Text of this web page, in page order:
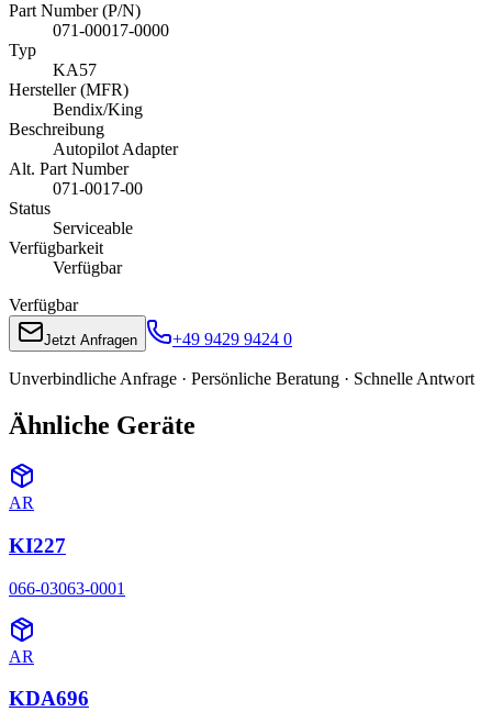
Part Number (P/N)
071-00017-0000
Typ
KA57
Hersteller (MFR)
Bendix/King
Beschreibung
Autopilot Adapter
Alt. Part Number
071-0017-00
Status
Serviceable
Verfügbarkeit
Verfügbar
Verfügbar
Jetzt Anfragen +49 9429 9424 0
Unverbindliche Anfrage · Persönliche Beratung · Schnelle Antwort
Ähnliche Geräte
AR
KI227
066-03063-0001
AR
KDA696